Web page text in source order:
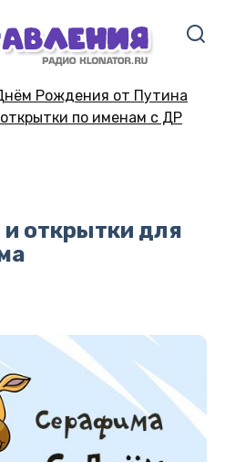
Рождения от Путина
по именам с ДР
открытки для